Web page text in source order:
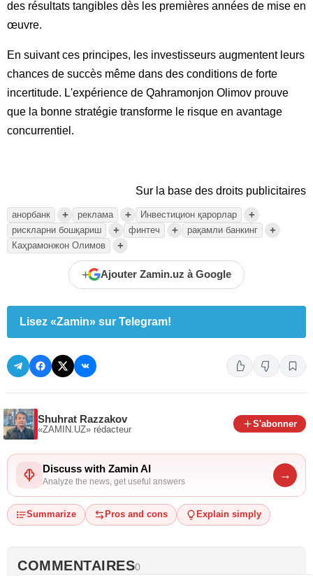
des résultats tangibles dès les premières années de mise en
œuvre.
En suivant ces principes, les investisseurs augmentent leurs
chances de succès même dans des conditions de forte
incertitude. L'expérience de Qahramonjon Olimov prouve
que la bonne stratégie transforme le risque en avantage
concurrentiel.
Sur la base des droits publicitaires
анорбанк + реклама + Инвестицион қарорлар +
рискларни бошқариш + финтеч + рақамли банкинг +
Каҳрамонжон Олимов +
+ Ajouter Zamin.uz à Google
Lisez «Zamin» sur Telegram!
Shuhrat Razzakov
«ZAMIN.UZ» rédacteur
S'abonner
Discuss with Zamin AI
Analyze the news, get useful answers
→
Summarize Pros and cons Explain simply
COMMENTAIRES0